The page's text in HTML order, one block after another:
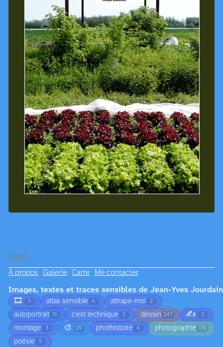
Suite…
À propos Galerie Carte Me contacter
Images, textes et traces sensibles de Jean-Yves Jourdain
🎞️
3 atlas sensible 4 attrape-moi 2
autoportrait 16 c'est technique 2 dessin 247 ✍️ 3
montage 3 🎨 39 phothistoire 4 photographie 176
poésie 5